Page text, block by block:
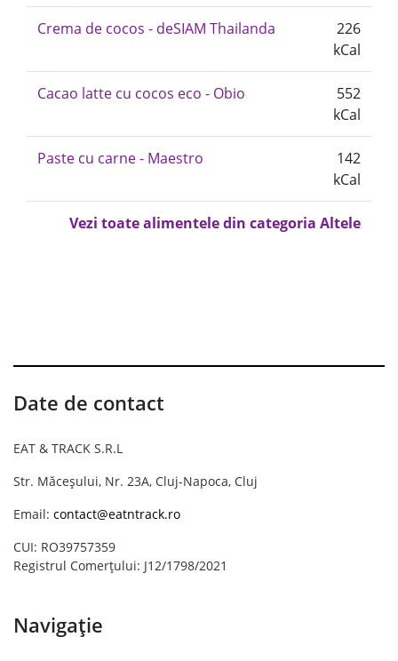
Crema de cocos - deSIAM Thailanda
226
kCal
Cacao latte cu cocos eco - Obio
552
kCal
Paste cu carne - Maestro
142
kCal
Vezi toate alimentele din categoria Altele
Date de contact
EAT & TRACK S.R.L
Str. Măceșului, Nr. 23A, Cluj-Napoca, Cluj
Email: contact@eatntrack.ro
CUI: RO39757359
Registrul Comerțului: J12/1798/2021
Navigație